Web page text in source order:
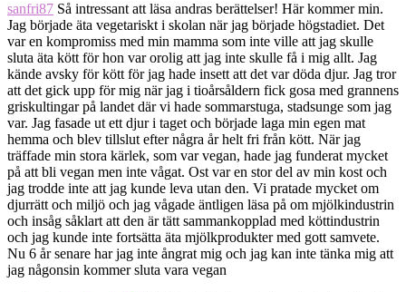
sanfri87 Så intressant att läsa andras berättelser! Här kommer min.
Jag började äta vegetariskt i skolan när jag började högstadiet. Det
var en kompromiss med min mamma som inte ville att jag skulle
sluta äta kött för hon var orolig att jag inte skulle få i mig allt. Jag
kände avsky för kött för jag hade insett att det var döda djur. Jag tror
att det gick upp för mig när jag i tioårsåldern fick gosa med grannens
griskultingar på landet där vi hade sommarstuga, stadsunge som jag
var. Jag fasade ut ett djur i taget och började laga min egen mat
hemma och blev tillslut efter några år helt fri från kött. När jag
träffade min stora kärlek, som var vegan, hade jag funderat mycket
på att bli vegan men inte vågat. Ost var en stor del av min kost och
jag trodde inte att jag kunde leva utan den. Vi pratade mycket om
djurrätt och miljö och jag vågade äntligen läsa på om mjölkindustrin
och insåg såklart att den är tätt sammankopplad med köttindustrin
och jag kunde inte fortsätta äta mjölkprodukter med gott samvete.
Nu 6 år senare har jag inte ångrat mig och jag kan inte tänka mig att
jag någonsin kommer sluta vara vegan